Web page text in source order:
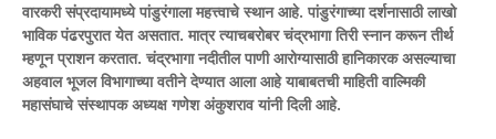
वारकरी संप्रदायामध्ये पांडुरंगाला महत्त्वाचे स्थान आहे. पांडुरंगाच्या दर्शनासाठी लाखो
भाविक पंढरपुरात येत असतात. मात्र त्याचबरोबर चंद्रभागा तिरी स्नान करून तीर्थ
म्हणून प्राशन करतात. चंद्रभागा नदीतील पाणी आरोग्यासाठी हानिकारक असल्याचा
अहवाल भूजल विभागाच्या वतीने देण्यात आला आहे याबाबतची माहिती वाल्मिकी
महासंघाचे संस्थापक अध्यक्ष गणेश अंकुशराव यांनी दिली आहे.